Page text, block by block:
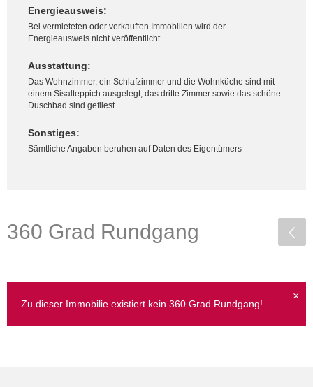
Energieausweis:
Bei vermieteten oder verkauften Immobilien wird der
Energieausweis nicht veröffentlicht.
Ausstattung:
Das Wohnzimmer, ein Schlafzimmer und die Wohnküche sind mit
einem Sisalteppich ausgelegt, das dritte Zimmer sowie das schöne
Duschbad sind gefliest.
Sonstiges:
Sämtliche Angaben beruhen auf Daten des Eigentümers
360 Grad Rundgang
×
Zu dieser Immobilie existiert kein 360 Grad Rundgang!